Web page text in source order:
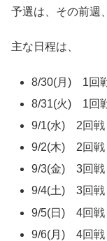
予選は、その前週
主な日程は、
8/30(月) 1回
8/31(火) 1回
9/1(水) 2回戦
9/2(木) 2回戦
9/3(金) 3回戦
9/4(土) 3回戦
9/5(日) 4回戦
9/6(月) 4回戦